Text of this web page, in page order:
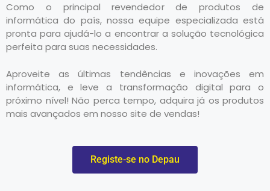
Como o principal revendedor de produtos de
informática do país, nossa equipe especializada está
pronta para ajudá-lo a encontrar a solução tecnológica
perfeita para suas necessidades.
Aproveite as últimas tendências e inovações em
informática, e leve a transformação digital para o
próximo nível! Não perca tempo, adquira já os produtos
mais avançados em nosso site de vendas!
Registe-se no Depau